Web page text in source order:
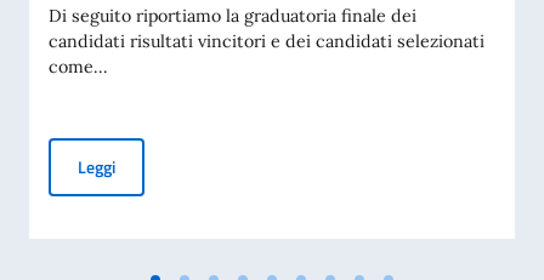
Di seguito riportiamo la graduatoria finale dei
candidati risultati vincitori e dei candidati selezionati
come...
LeggiBORSE DI STUDIO OFFERTE DAL GOVERNO ITALIANO IN